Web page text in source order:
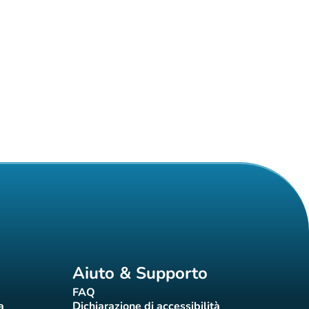
Aiuto & Supporto
FAQ(nuova scheda)
Dichiarazione di accessibilità